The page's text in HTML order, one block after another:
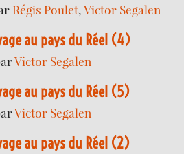
Régis Poulet,Victor Segalen
au pays du Réel (4)
Victor Segalen
au pays du Réel (5)
Victor Segalen
au pays du Réel (2)